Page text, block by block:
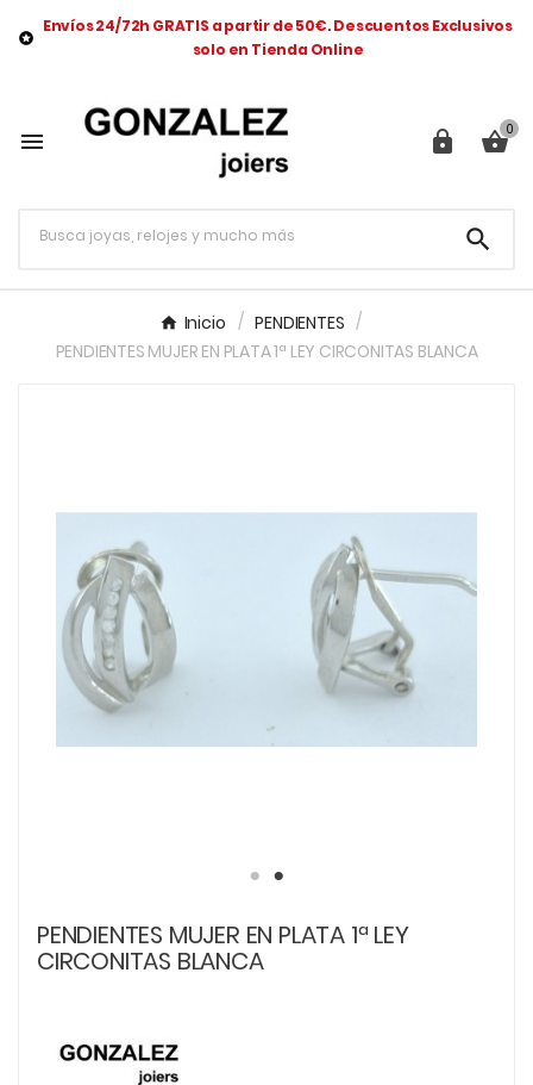

Envíos 24/72h GRATIS a partir de 50€. Descuentos Exclusivos
solo en Tienda Online
  0

Inicio
PENDIENTES
PENDIENTES MUJER EN PLATA 1ª LEY CIRCONITAS BLANCA
PENDIENTES MUJER EN PLATA 1ª LEY
CIRCONITAS BLANCA